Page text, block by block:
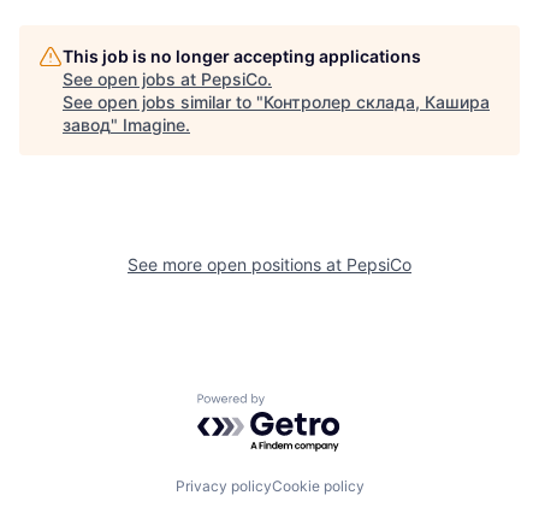
This job is no longer accepting applications
See open jobs at PepsiCo.
See open jobs similar to "Контролер склада, Кашира
завод" Imagine.
See more open positions at PepsiCo
Powered by Getro.com
Privacy policyCookie policy